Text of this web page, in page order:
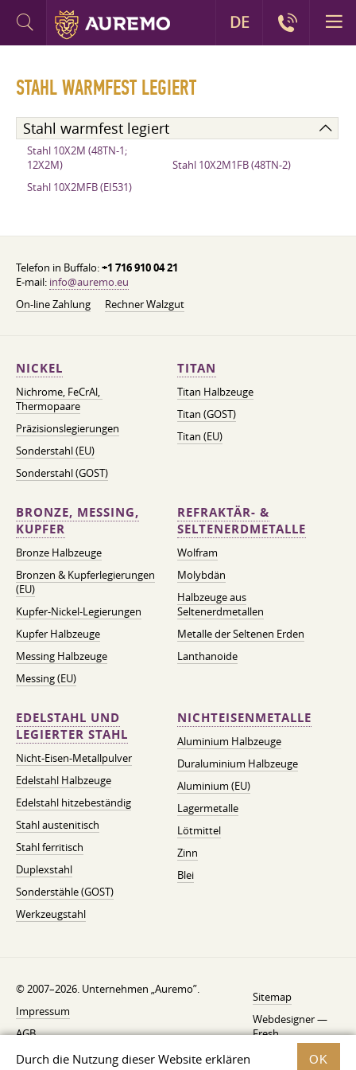
Durch die Nutzung dieser Website erklären
OK
STAHL WARMFEST LEGIERT
Stahl warmfest legiert
Stahl 10X2M (48TN-1;
12X2M)
Stahl 10X2M1FB (48TN-2)
Stahl 10X2MFB (EI531)
Telefon in Buffalo:+1 716 910 04 21
E-mail: info@auremo.eu
On-line Zahlung
Rechner Walzgut
NICKEL
Nichrome, FeСrAl, ​​
Thermopaare
Präzisionslegierungen
Sonderstahl (EU)
Sonderstahl (GOST)
TITAN
Titan Halbzeuge
Titan (GOST)
Titan (EU)
BRONZE, MESSING,
KUPFER
Bronze Halbzeuge
Bronzen & Kupferlegierungen
(EU)
Kupfer-Nickel-Legierungen
Kupfer Halbzeuge
Messing Halbzeuge
Messing (EU)
REFRAKTÄR- &
SELTENERDMETALLE
Wolfram
Molybdän
Halbzeuge aus
Seltenerdmetallen
Metalle der Seltenen Erden
Lanthanoide
EDELSTAHL UND
LEGIERTER STAHL
Nicht-Eisen-Metallpulver
Edelstahl Halbzeuge
Edelstahl hitzebeständig
Stahl austenitisch
Stahl ferritisch
Duplexstahl
Sonderstähle (GOST)
Werkzeugstahl
NICHTEISENMETALLE
Aluminium Halbzeuge
Duraluminium Halbzeuge
Aluminium (EU)
Lagermetalle
Lötmittel
Zinn
Blei
© 2007–2026. Unternehmen „Auremo”.
Impressum
AGB
Widerrufsbelehrung
Sitemap
Webdesigner —
Fresh
DE